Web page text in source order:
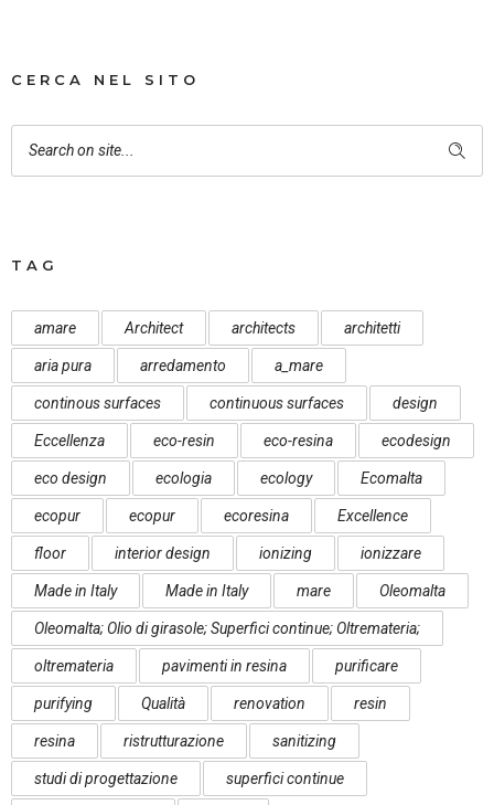
CERCA NEL SITO
TAG
amare Architect architects architetti
aria pura arredamento a_mare
continous surfaces continuous surfaces design
Eccellenza eco-resin eco-resina ecodesign
eco design ecologia ecology Ecomalta
ecopur ecopur ecoresina Excellence
floor interior design ionizing ionizzare
Made in Italy Made in Italy mare Oleomalta
Oleomalta; Olio di girasole; Superfici continue; Oltremateria;
oltremateria pavimenti in resina purificare
purifying Qualità renovation resin
resina ristrutturazione sanitizing
studi di progettazione superfici continue